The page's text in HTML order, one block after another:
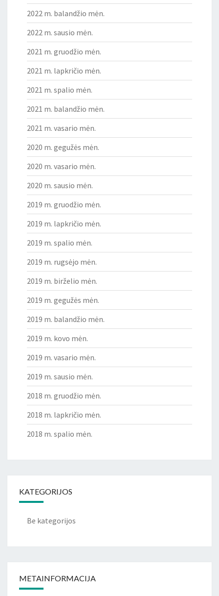
2022 m. balandžio mėn.
2022 m. sausio mėn.
2021 m. gruodžio mėn.
2021 m. lapkričio mėn.
2021 m. spalio mėn.
2021 m. balandžio mėn.
2021 m. vasario mėn.
2020 m. gegužės mėn.
2020 m. vasario mėn.
2020 m. sausio mėn.
2019 m. gruodžio mėn.
2019 m. lapkričio mėn.
2019 m. spalio mėn.
2019 m. rugsėjo mėn.
2019 m. birželio mėn.
2019 m. gegužės mėn.
2019 m. balandžio mėn.
2019 m. kovo mėn.
2019 m. vasario mėn.
2019 m. sausio mėn.
2018 m. gruodžio mėn.
2018 m. lapkričio mėn.
2018 m. spalio mėn.
KATEGORIJOS
Be kategorijos
METAINFORMACIJA